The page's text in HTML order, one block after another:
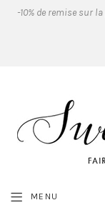
-10% de remise sur la
MENU